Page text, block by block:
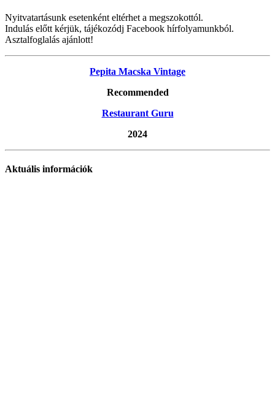
Nyitvatartásunk esetenként eltérhet a megszokottól.
Indulás előtt kérjük, tájékozódj Facebook hírfolyamunkból.
Asztalfoglalás ajánlott!
Pepita Macska Vintage
Recommended
Restaurant Guru
2024
Aktuális információk